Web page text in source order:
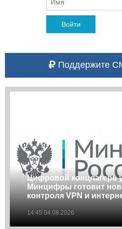
Войти
Поддержите
Цифровой концлагерь
Минцифры готовит
контроля VPN и
14:45 04.08.2026